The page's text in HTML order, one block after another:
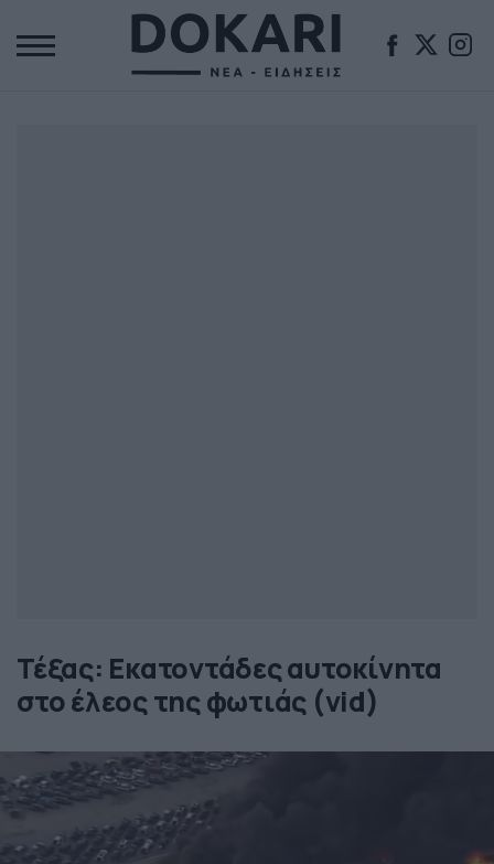
Τέξας: Εκατοντάδες αυτοκίνητα
στο έλεος της φωτιάς (vid)